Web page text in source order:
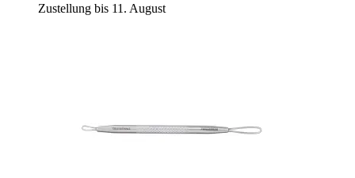
Zustellung bis 11. August